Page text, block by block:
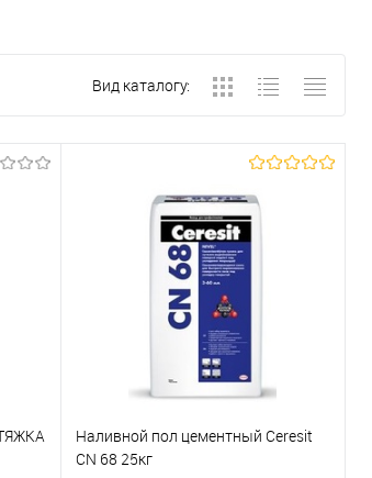
Вид каталогу:
Наливной пол цементный Ceresit
CN 68 25кг